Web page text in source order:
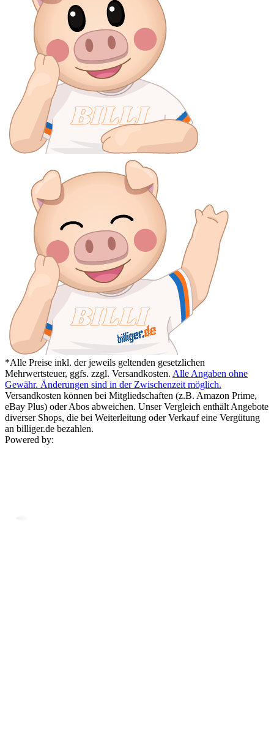
*Alle Preise inkl. der jeweils geltenden gesetzlichen
Mehrwertsteuer, ggfs. zzgl. Versandkosten. Alle Angaben ohne
Gewähr. Änderungen sind in der Zwischenzeit möglich.
Versandkosten können bei Mitgliedschaften (z.B. Amazon Prime,
eBay Plus) oder Abos abweichen. Unser Vergleich enthält Angebote
diverser Shops, die bei Weiterleitung oder Verkauf eine Vergütung
an billiger.de bezahlen.
Powered by: